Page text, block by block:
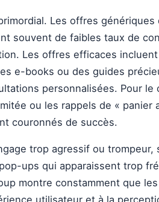
Les offres génériques
souvent de faibles taux de
Les offres efficaces
e-books ou des guides
personnalisées. Pour le
ou les rappels de « panier
couronnés de succès.
trop agressif ou trompeur,
ups qui apparaissent trop
montre constamment que
utilisateur et à la